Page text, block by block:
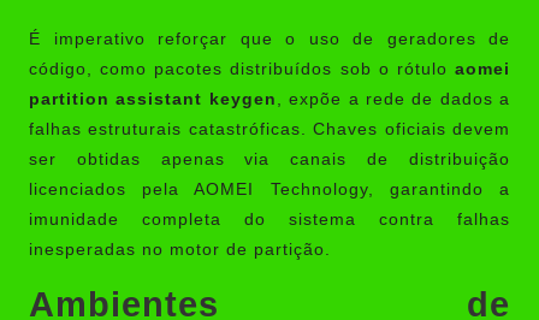
É imperativo reforçar que o uso de geradores de
código, como pacotes distribuídos sob o rótulo aomei
partition assistant keygen
, expõe a rede de dados a
falhas estruturais catastróficas. Chaves oficiais devem
ser obtidas apenas via canais de distribuição
licenciados pela AOMEI Technology, garantindo a
imunidade completa do sistema contra falhas
inesperadas no motor de partição.
Ambientes de